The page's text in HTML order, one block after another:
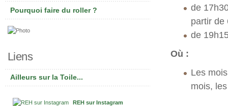
de
partir de
de
Où :
Les
mois,
Pourquoi faire du roller ?
Liens
Ailleurs sur la Toile...
REH sur Instagram